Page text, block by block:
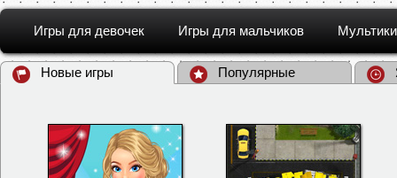
Игры для девочек Игры для мальчиков Мультики
Новые игры Популярные